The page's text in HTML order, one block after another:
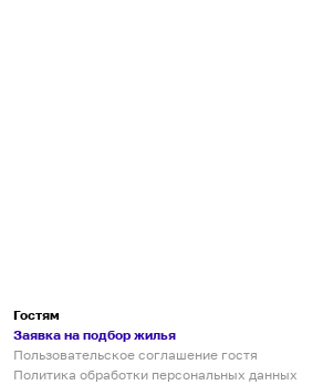
Гостям
Заявка на подбор жилья
Пользовательское соглашение гостя
Политика обработки персональных данных